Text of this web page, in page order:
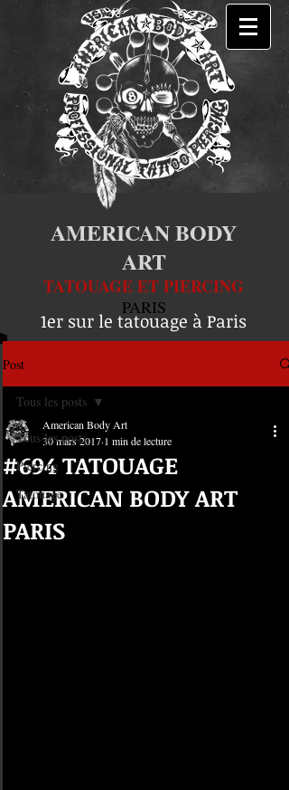
AMERICAN BODY
ART
TATOUAGE ET PIERCING
PARIS
1er sur le tatouage à Paris
Post
Tous les posts
Piercing
Tatouage
Tous les posts
#694 TATOUAGE
AMERICAN BODY ART
PARIS
American Body Art
30 mars 2017 1 min de lecture